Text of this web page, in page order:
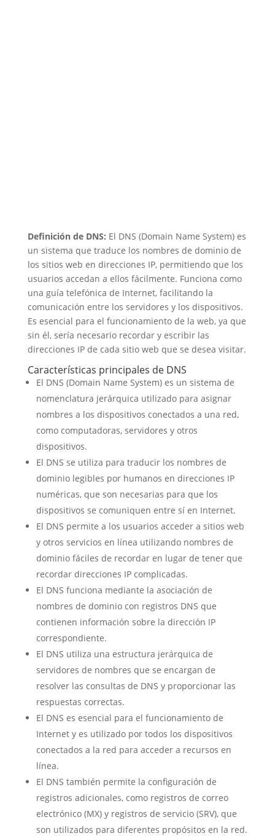
Definición de DNS: El DNS (Domain Name System) es
un sistema que traduce los nombres de dominio de
los sitios web en direcciones IP, permitiendo que los
usuarios accedan a ellos fácilmente. Funciona como
una guía telefónica de Internet, facilitando la
comunicación entre los servidores y los dispositivos.
Es esencial para el funcionamiento de la web, ya que
sin él, sería necesario recordar y escribir las
direcciones IP de cada sitio web que se desea visitar.
Características principales de DNS
El DNS (Domain Name System) es un sistema de
nomenclatura jerárquica utilizado para asignar
nombres a los dispositivos conectados a una red,
como computadoras, servidores y otros
dispositivos.
El DNS se utiliza para traducir los nombres de
dominio legibles por humanos en direcciones IP
numéricas, que son necesarias para que los
dispositivos se comuniquen entre sí en Internet.
El DNS permite a los usuarios acceder a sitios web
y otros servicios en línea utilizando nombres de
dominio fáciles de recordar en lugar de tener que
recordar direcciones IP complicadas.
El DNS funciona mediante la asociación de
nombres de dominio con registros DNS que
contienen información sobre la dirección IP
correspondiente.
El DNS utiliza una estructura jerárquica de
servidores de nombres que se encargan de
resolver las consultas de DNS y proporcionar las
respuestas correctas.
El DNS es esencial para el funcionamiento de
Internet y es utilizado por todos los dispositivos
conectados a la red para acceder a recursos en
línea.
El DNS también permite la configuración de
registros adicionales, como registros de correo
electrónico (MX) y registros de servicio (SRV), que
son utilizados para diferentes propósitos en la red.